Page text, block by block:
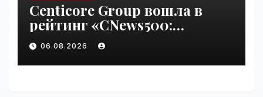
Centicore Group вошла в
рейтинг «CNews500:
Крупнейшие ИТ-компании
России» | VseTime.ru
06.08.2026